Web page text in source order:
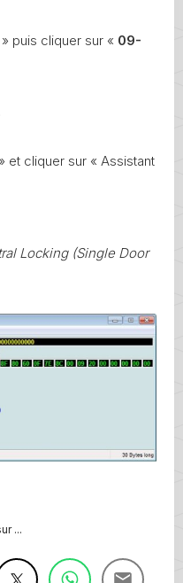
» puis cliquer sur « 09-
et cliquer sur « Assistant
Locking (Single Door
...